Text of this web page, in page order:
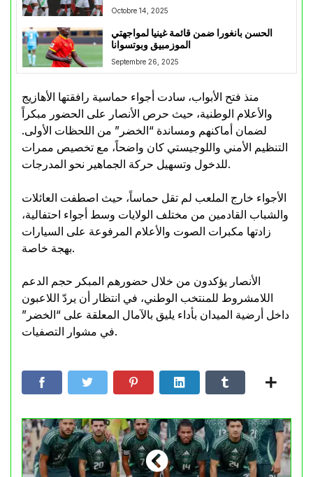
Octobre 14, 2025
الحسن بانغورا ضمن قائمة غينيا لمواجهتي
الموزمبيق وبوتسوانا
Septembre 26, 2025
منذ فتح الأبواب، سادت أجواء حماسية رافقتها الأهازيج
والأعلام الوطنية، حيث حرص الأنصار على الحضور مبكراً
لضمان أماكنهم ومساندة “الخضر” من اللحظات الأولى.
التنظيم الأمني واللوجيستي كان واضحاً، مع تخصيص ممرات
للدخول وتسهيل حركة الجماهير نحو المدرجات.
الأجواء خارج الملعب لم تقل حماساً، حيث اصطفت العائلات
والشباب القادمين من مختلف الولايات وسط أجواء احتفالية،
زادتها مكبرات الصوت والأعلام المرفوعة على السيارات
بهجة خاصة.
الأنصار يؤكدون من خلال حضورهم المبكر حجم الدعم
اللامشروط للمنتخب الوطني، في انتظار أن يردّ اللاعبون
داخل أرضية الميدان بأداء يليق بالآمال المعلقة على “الخضر”
في مشوار التصفيات.